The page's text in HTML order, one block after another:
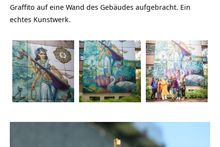
Graffito auf eine Wand des Gebäudes aufgebracht. Ein
echtes Kunstwerk.